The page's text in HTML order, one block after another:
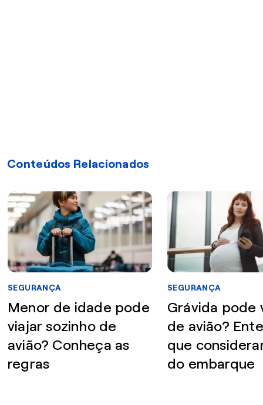
Conteúdos Relacionados
SEGURANÇA
Menor de idade pode
viajar sozinho de
avião? Conheça as
regras
SEGURANÇA
Grávida pode
de avião?
que
do embarque